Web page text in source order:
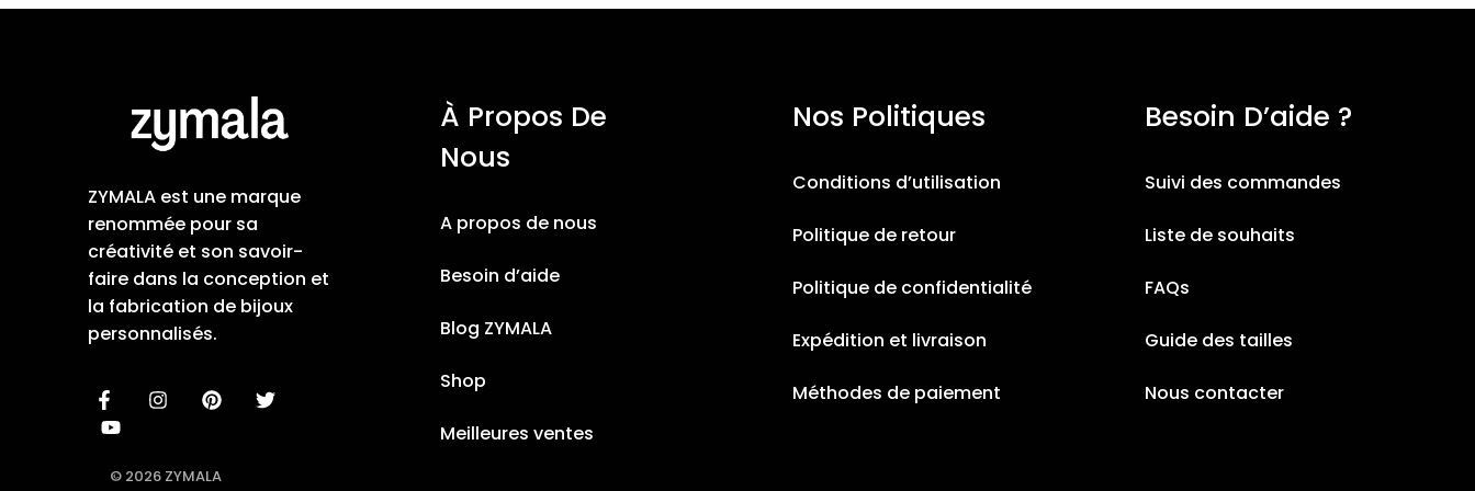
ZYMALA est une marque
renommée pour sa
créativité et son savoir-
faire dans la conception et
la fabrication de bijoux
personnalisés.
© 2026 ZYMALA
À Propos De
Nous
A propos de nous
Besoin d’aide
Blog ZYMALA
Shop
Meilleures ventes
Nos Politiques
Conditions d’utilisation
Politique de retour
Politique de confidentialité
Expédition et livraison
Méthodes de paiement
Besoin D’aide ?
Suivi des commandes
Liste de souhaits
FAQs
Guide des tailles
Nous contacter